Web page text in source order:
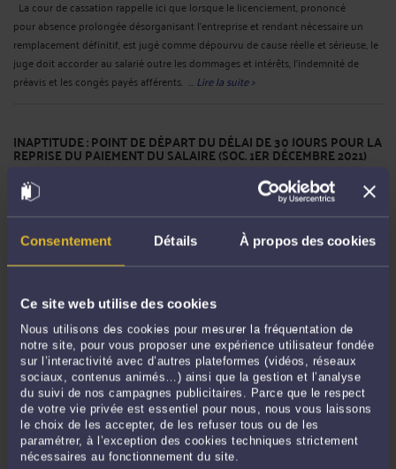
Consentement Détails À propos des cookies
Ce site web utilise des cookies
Nous utilisons des cookies pour mesurer la fréquentation de
notre site, pour vous proposer une expérience utilisateur fondée
sur l’interactivité avec d’autres plateformes (vidéos, réseaux
sociaux, contenus animés…) ainsi que la gestion et l’analyse
du suivi de nos campagnes publicitaires. Parce que le respect
de votre vie privée est essentiel pour nous, nous vous laissons
le choix de les accepter, de les refuser tous ou de les
paramétrer, à l’exception des cookies techniques strictement
nécessaires au fonctionnement du site.
ParJean-Philippe SCHMITT le 16/01/2022
La cour de cassation rappelle ici que lorsque le licenciement, prononcé
pour absence prolongée désorganisant l'entreprise et rendant nécessaire un
remplacement définitif, est jugé comme dépourvu de cause réelle et sérieuse, le
juge doit accorder au salarié outre les dommages et intérêts, l'indemnité de
préavis et les congés payés afférents. ...Lire la suite >
INAPTITUDE : POINT DE DÉPART DU DÉLAI DE 30 JOURS POUR LA